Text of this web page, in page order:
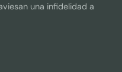
una infidelidad a